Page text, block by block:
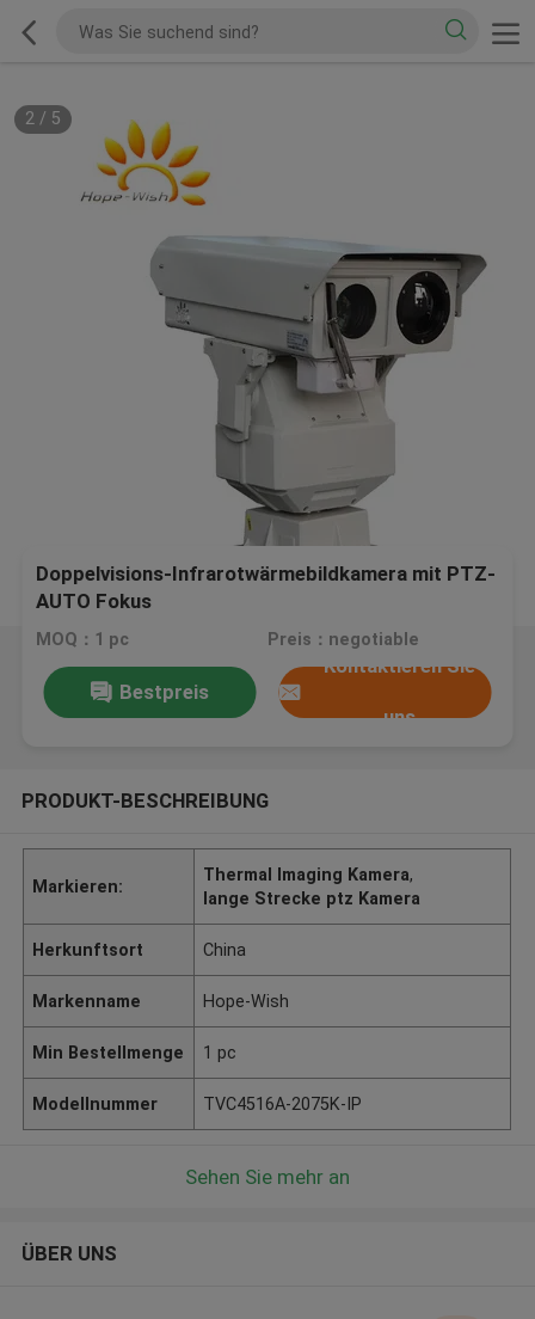
2/ 5
Doppelvisions-Infrarotwärmebildkamera mit PTZ-
AUTO Fokus
MOQ：1 pc Preis：negotiable
Bestpreis
Kontaktieren Sie
uns
PRODUKT-BESCHREIBUNG
Markieren:
Thermal Imaging Kamera,
lange Strecke ptz Kamera
Herkunftsort China
Markenname Hope-Wish
Min Bestellmenge 1 pc
Modellnummer TVC4516A-2075K-IP
Sehen Sie mehr an
ÜBER UNS